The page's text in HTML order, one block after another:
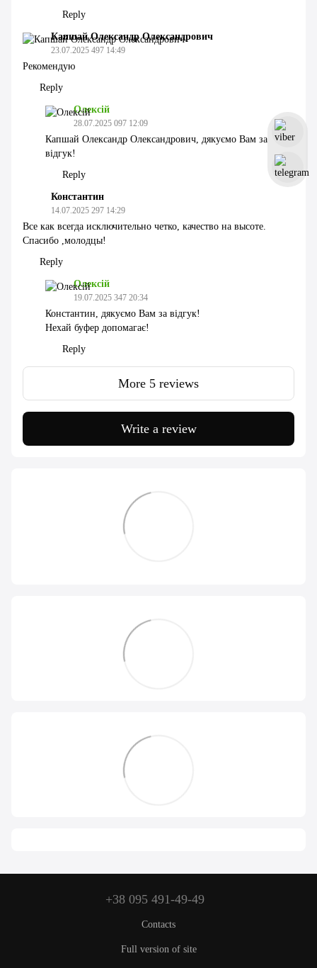
Reply
Капшай Олександр Олександрович
23.07.2025 497 14:49
Рекомендую
Reply
Олексій
28.07.2025 097 12:09
Капшай Олександр Олександрович, дякуємо Вам за
відгук!
Reply
Константин
14.07.2025 297 14:29
Все как всегда исключительно четко, качество на высоте.
Спасибо ,молодцы!
Reply
Олексій
19.07.2025 347 20:34
Константин, дякуємо Вам за відгук!
Нехай буфер допомагає!
Reply
More 5 reviews
Write a review
+38 095 491-49-49
Contacts
Full version of site